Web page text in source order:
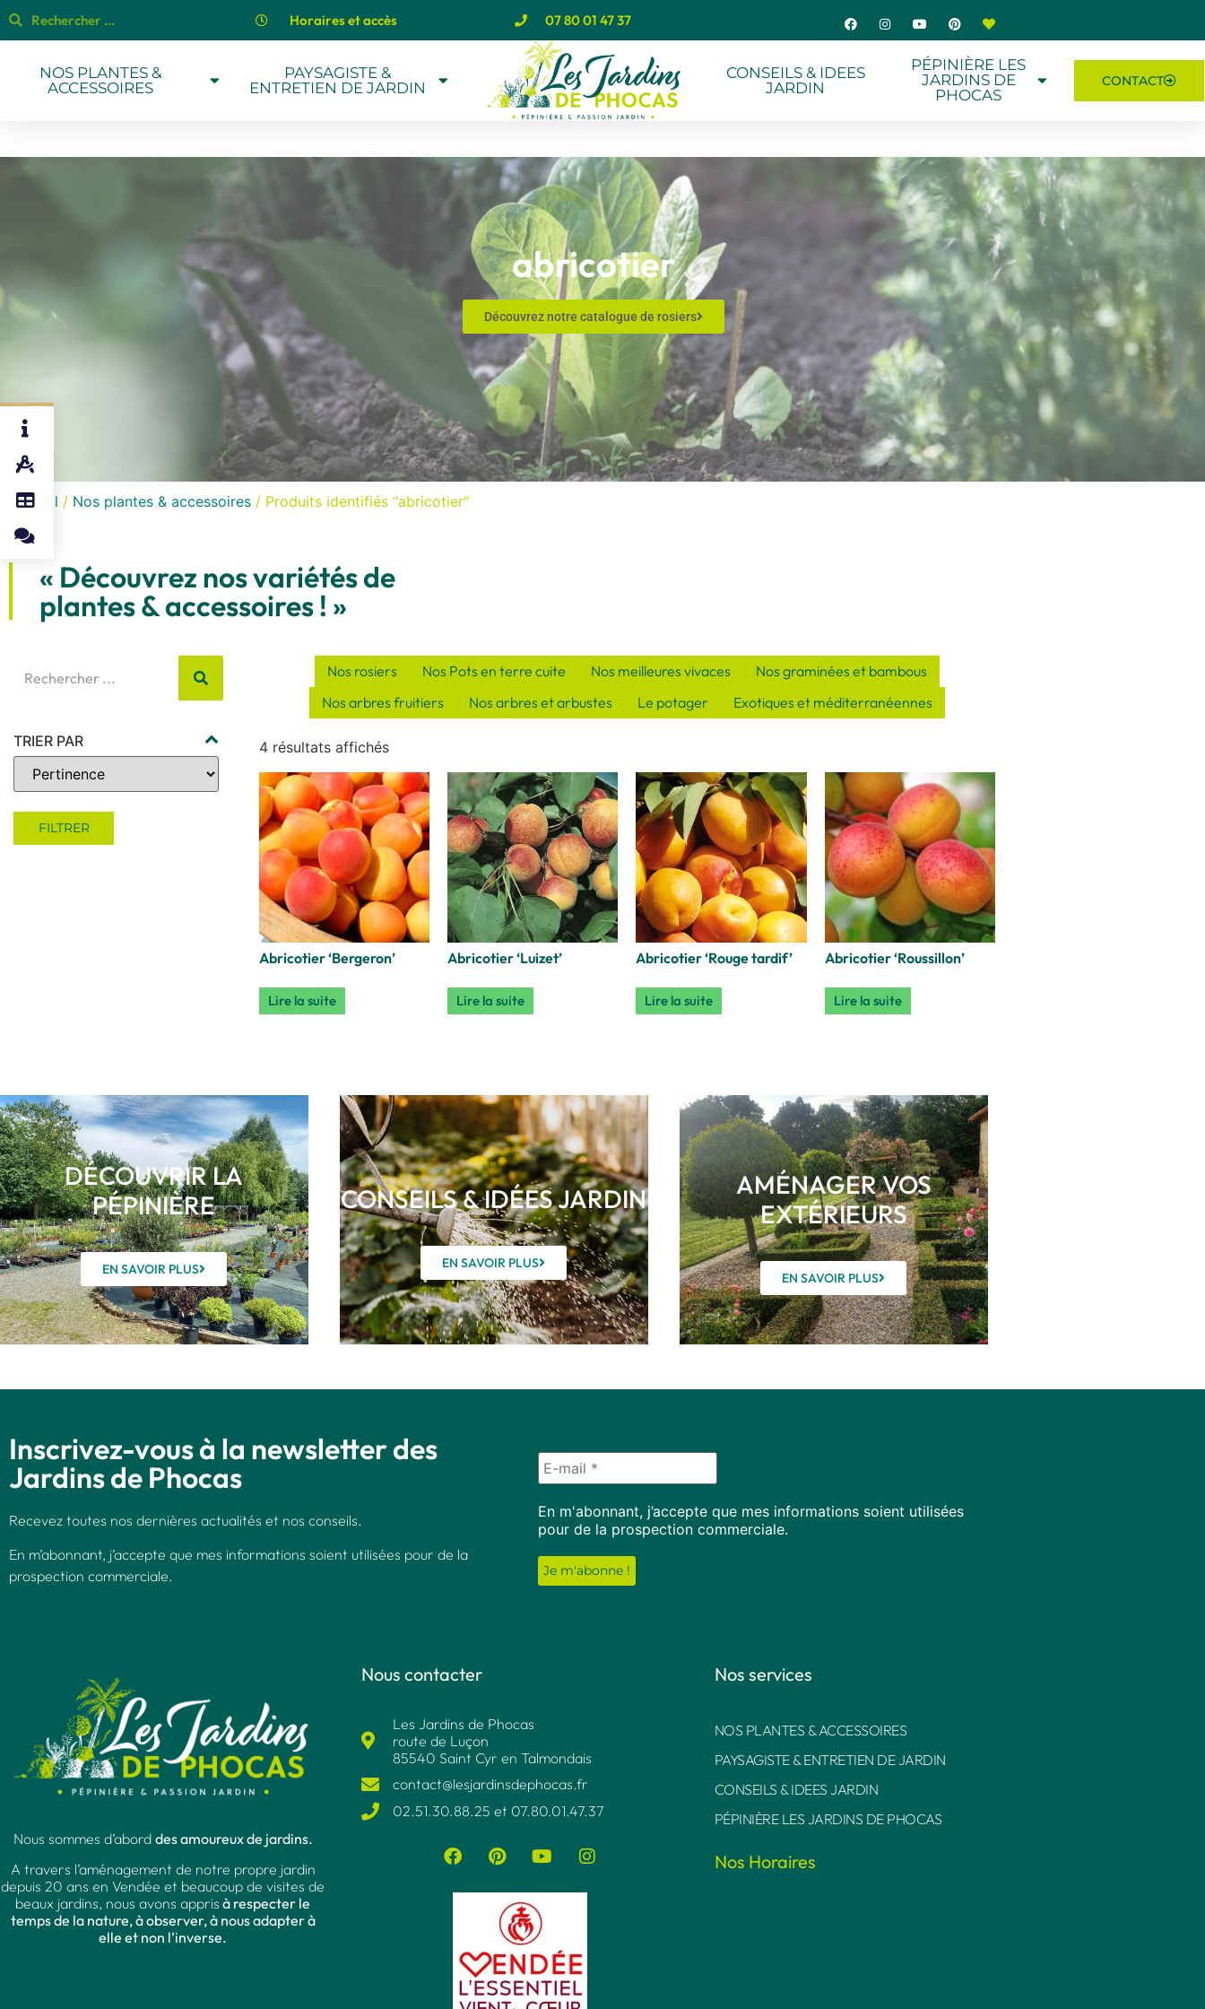
Horaires et accès 07 80 01 47 37
NOS PLANTES &
ACCESSOIRES
PAYSAGISTE &
ENTRETIEN DE JARDIN
CONSEILS & IDEES
JARDIN
PÉPINIÈRE LES
JARDINS DE
PHOCAS
CONTACT
abricotier
Découvrez notre catalogue de rosiers
Accueil / Nos plantes & accessoires / Produits identifiés “abricotier”
« Découvrez nos variétés de
plantes & accessoires ! »
TRIER PAR
Sort Products
FILTRER
Nos rosiers Nos Pots en terre cuite Nos meilleures vivaces
Nos graminées et bambous
Nos arbres fruitiers
Nos arbres et arbustes Le potager Exotiques et méditerranéennes
4 résultats affichés
Abricotier ‘Bergeron’
Lire la suite
Abricotier ‘Luizet’
Lire la suite
Abricotier ‘Rouge tardif’
Lire la suite
Abricotier ‘Roussillon’
Lire la suite
DÉCOUVRIR LA
PÉPINIÈRE
EN SAVOIR PLUS
CONSEILS & IDÉES JARDIN
EN SAVOIR PLUS
AMÉNAGER VOS
EXTÉRIEURS
EN SAVOIR PLUS
Inscrivez-vous à la newsletter des
Jardins de Phocas
Recevez toutes nos dernières actualités et nos conseils.
En m’abonnant, j’accepte que mes informations soient utilisées pour de la
prospection commerciale.
En m'abonnant, j’accepte que mes informations soient utilisées
pour de la prospection commerciale.
Nous sommes d’abord des amoureux de jardins.
A travers l’aménagement de notre propre jardin
depuis 20 ans en Vendée et beaucoup de visites de
beaux jardins, nous avons appris à respecter le
temps de la nature, à observer, à nous adapter à
elle et non l’inverse.
Nous contacter
Les Jardins de Phocas
route de Luçon
85540 Saint Cyr en Talmondais
contact@lesjardinsdephocas.fr​
02.51.30.88.25 et 07.80.01.47.37​
Nos services
NOS PLANTES & ACCESSOIRES
PAYSAGISTE & ENTRETIEN DE JARDIN
CONSEILS & IDEES JARDIN
PÉPINIÈRE LES JARDINS DE PHOCAS
Nos Horaires